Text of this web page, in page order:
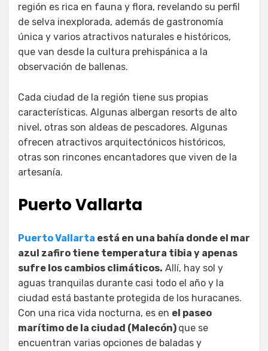
región es rica en fauna y flora, revelando su perfil
de selva inexplorada, además de gastronomía
única y varios atractivos naturales e históricos,
que van desde la cultura prehispánica a la
observación de ballenas.
Cada ciudad de la región tiene sus propias
características. Algunas albergan resorts de alto
nivel, otras son aldeas de pescadores. Algunas
ofrecen atractivos arquitectónicos históricos,
otras son rincones encantadores que viven de la
artesanía.
Puerto Vallarta
Puerto Vallarta está en una bahía donde el mar
azul zafiro tiene temperatura tibia y apenas
sufre los cambios climáticos. Allí, hay sol y
aguas tranquilas durante casi todo el año y la
ciudad está bastante protegida de los huracanes.
Con una rica vida nocturna, es en el paseo
marítimo de la ciudad (Malecón) que se
encuentran varias opciones de baladas y